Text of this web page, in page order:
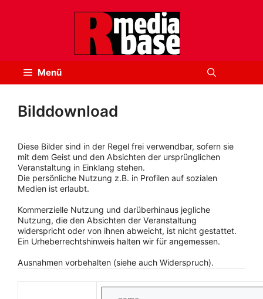
Menü
Bilddownload
Diese Bilder sind in der Regel frei verwendbar, sofern sie
mit dem Geist und den Absichten der ursprünglichen
Veranstaltung in Einklang stehen.
Die persönliche Nutzung z.B. in Profilen auf sozialen
Medien ist erlaubt.
Kommerzielle Nutzung und darüberhinaus jegliche
Nutzung, die den Absichten der Veranstaltung
widerspricht oder von ihnen abweicht, ist nicht gestattet.
Ein Urheberrechtshinweis halten wir für angemessen.
Ausnahmen vorbehalten (siehe auch Widerspruch).